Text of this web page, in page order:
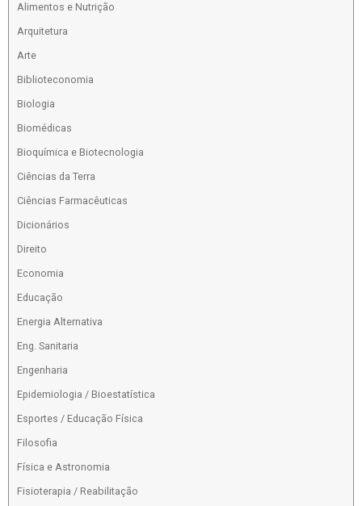
Alimentos e Nutrição
Arquitetura
Arte
Biblioteconomia
Biologia
Biomédicas
Bioquímica e Biotecnologia
Ciências da Terra
Ciências Farmacêuticas
Dicionários
Direito
Economia
Educação
Energia Alternativa
Eng. Sanitaria
Engenharia
Epidemiologia / Bioestatística
Esportes / Educação Física
Filosofia
Física e Astronomia
Fisioterapia / Reabilitação